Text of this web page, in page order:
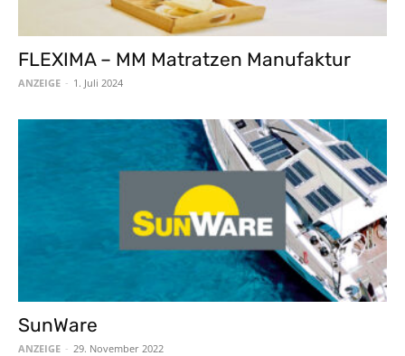
FLEXIMA – MM Matratzen Manufaktur
ANZEIGE - 1. Juli 2024
SunWare
ANZEIGE - 29. November 2022